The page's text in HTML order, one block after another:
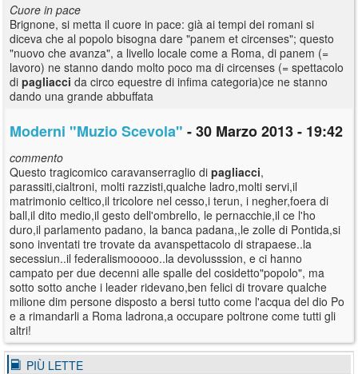
Cuore in pace
Brignone, si metta il cuore in pace: già ai tempi dei romani si
diceva che al popolo bisogna dare "panem et circenses"; questo
"nuovo che avanza", a livello locale come a Roma, di panem (=
lavoro) ne stanno dando molto poco ma di circenses (= spettacolo
di pagliacci da circo equestre di infima categoria)ce ne stanno
dando una grande abbuffata
Moderni "Muzio Scevola" - 30 Marzo 2013 - 19:42
commento
Questo tragicomico caravanserraglio di pagliacci,
parassiti,cialtroni, molti razzisti,qualche ladro,molti servi,il
matrimonio celtico,il tricolore nel cesso,i terun, i negher,foera di
ball,il dito medio,il gesto dell'ombrello, le pernacchie,il ce l'ho
duro,il parlamento padano, la banca padana,,le zolle di Pontida,si
sono inventati tre trovate da avanspettacolo di strapaese..la
secessiun..il federalismooooo..la devolusssion, e ci hanno
campato per due decenni alle spalle del cosidetto"popolo", ma
sotto sotto anche i leader ridevano,ben felici di trovare qualche
milione dim persone disposto a bersi tutto come l'acqua del dio Po
e a rimandarli a Roma ladrona,a occupare poltrone come tutti gli
altri!
PIÙ LETTE